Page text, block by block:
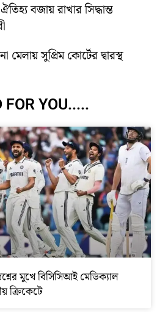
বজায় রাখার সিদ্ধান্ত
সুপ্রিম কোর্টের দ্বারস্থ
FOR YOU.....
মুখে বিসিসিআই মেডিক্যাল
ক্রিকেটে